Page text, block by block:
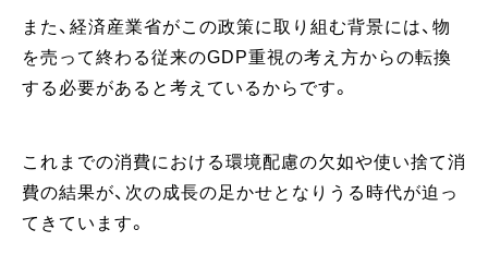
また、経済産業省がこの政策に取り組む背景には、物
を売って終わる従来のGDP重視の考え方からの転換
する必要があると考えているからです。
これまでの消費における環境配慮の欠如や使い捨て消
費の結果が、次の成長の足かせとなりうる時代が迫っ
てきています。